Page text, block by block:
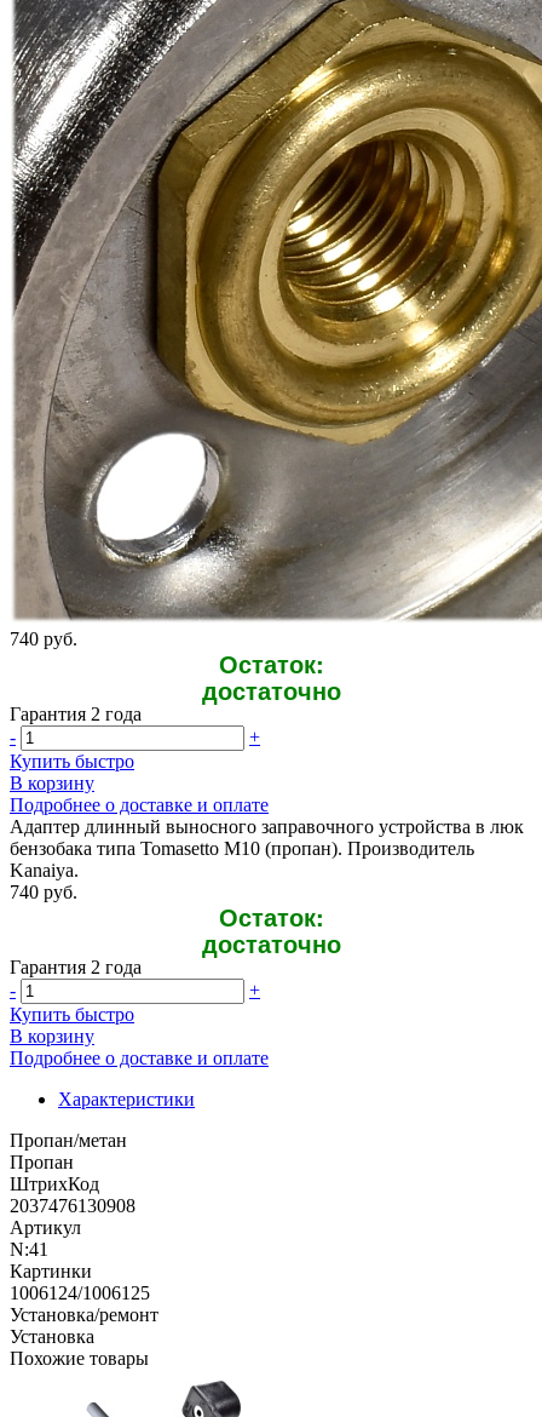
740 руб.
Остаток:
достаточно
Гарантия 2 года
-
+
Купить быстро
В корзину
Подробнее о доставке и оплате
Адаптер длинный выносного заправочного устройства в люк
бензобака типа Tomasetto M10 (пропан). Производитель
Kanaiya.
740 руб.
Остаток:
достаточно
Гарантия 2 года
-
+
Купить быстро
В корзину
Подробнее о доставке и оплате
Характеристики
Пропан/метан
Пропан
ШтрихКод
2037476130908
Артикул
N:41
Картинки
1006124/1006125
Установка/ремонт
Установка
Похожие товары